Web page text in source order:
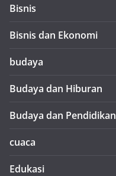
Bisnis
Bisnis dan Ekonomi
budaya
Budaya dan Hiburan
Budaya dan Pendidikan
cuaca
Edukasi